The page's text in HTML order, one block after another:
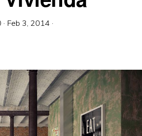
· Feb 3, 2014 ·